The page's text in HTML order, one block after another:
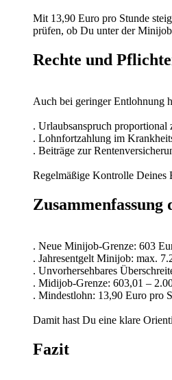
Mit 13,90 Euro pro Stunde
prüfen, ob Du unter der
Rechte und
Auch bei geringer Entlohnung
. Urlaubsanspruch proportional
. Lohnfortzahlung im
. Beiträge zur
Regelmäßige Kontrolle Deines
Zusammenfassung
. Neue Minijob-Grenze: 603
. Jahresentgelt Minijob: max.
. Unvorhersehbares
. Midijob-Grenze: 603,01 –
. Mindestlohn: 13,90 Euro pro
Damit hast Du eine klare
Fazit